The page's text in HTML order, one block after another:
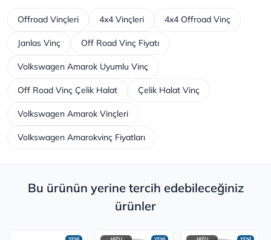
Offroad Vinçleri 4x4 Vinçleri 4x4 Offroad Vinç
Janlas Vinç Off Road Vinç Fiyatı
Volkswagen Amarok Uyumlu Vinç
Off Road Vinç Çelik Halat Çelik Halat Vinç
Volkswagen Amarok Vinçleri
Volkswagen Amarokvinç Fiyatları
Bu ürünün yerine tercih edebileceğiniz
ürünler